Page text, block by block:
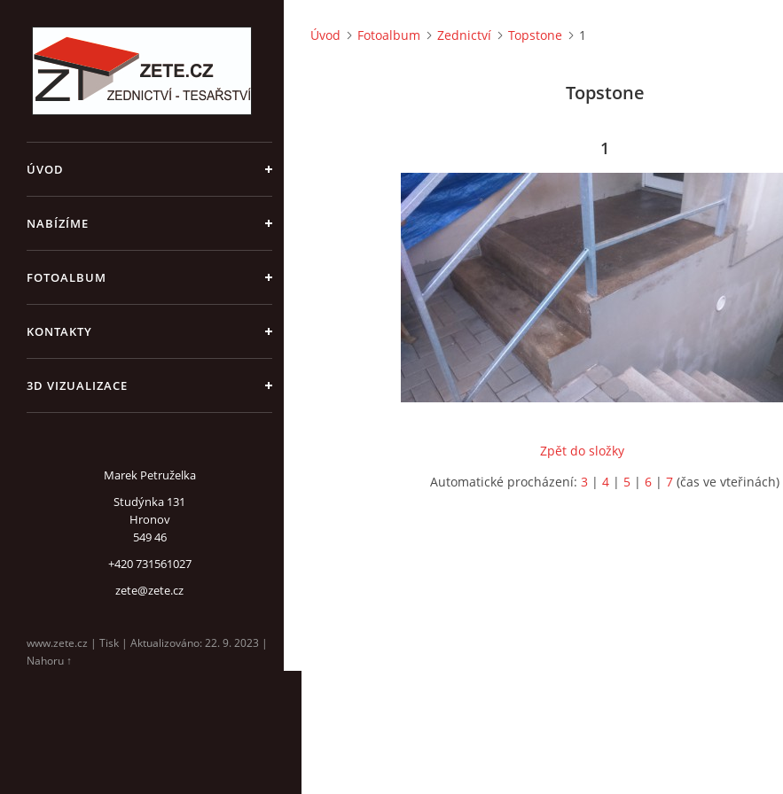
ÚVOD
NABÍZÍME
FOTOALBUM
KONTAKTY
3D VIZUALIZACE
Marek Petruželka
Studýnka 131
Hronov
549 46
+420 731561027
zete@zete.cz
www.zete.cz | Tisk | Aktualizováno: 22. 9. 2023 |
Nahoru ↑
Úvod Fotoalbum Zednictví Topstone 1
Topstone
1
Zpět do složky
Automatické procházení: 3 | 4 | 5 | 6 | 7 (čas ve vteřinách)